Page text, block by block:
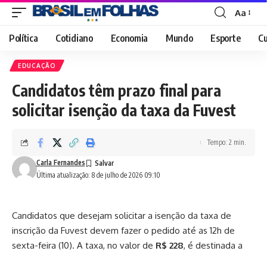
Font
Resizer
Aa
Política Cotidiano Economia Mundo Esporte
EDUCAÇÃO
Candidatos têm prazo final para
solicitar isenção da taxa da Fuvest
Última atualização: 8 de julho de 2026 09:10
Carla Fernandes
Tempo: 2 min.
Candidatos que desejam solicitar a isenção da taxa de
inscrição da Fuvest devem fazer o pedido até as 12h de
sexta-feira (10). A taxa, no valor de R$ 228, é destinada a